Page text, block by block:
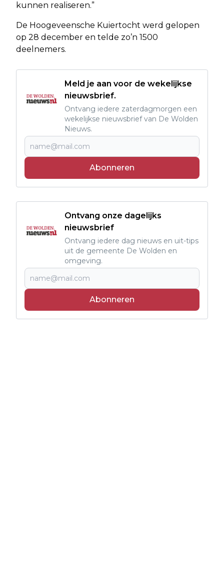
kunnen realiseren.”
De Hoogeveensche Kuiertocht werd gelopen
op 28 december en telde zo’n 1500
deelnemers.
Meld je aan voor de wekelijkse
nieuwsbrief.
Ontvang iedere zaterdagmorgen een
wekelijkse nieuwsbrief van De Wolden
Nieuws.
Abonneren
Ontvang onze dagelijks
nieuwsbrief
Ontvang iedere dag nieuws en uit-tips
uit de gemeente De Wolden en
omgeving.
Abonneren